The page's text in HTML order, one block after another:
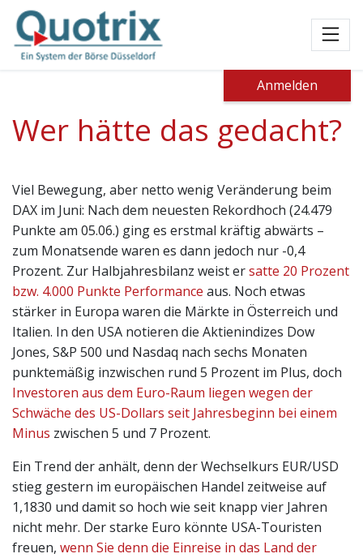
Anmelden
Wer hätte das gedacht?
Viel Bewegung, aber netto wenig Veränderung beim
DAX im Juni: Nach dem neuesten Rekordhoch (24.479
Punkte am 05.06.) ging es erstmal kräftig abwärts –
zum Monatsende waren es dann jedoch nur -0,4
Prozent. Zur Halbjahresbilanz weist ersatte 20 Prozent
bzw. 4.000 Punkte Performance aus. Noch etwas
stärker in Europa waren die Märkte in Österreich und
Italien. In den USA notieren die Aktienindizes Dow
Jones, S&P 500 und Nasdaq nach sechs Monaten
punktemäßig inzwischen rund 5 Prozent im Plus, doch
Investoren aus dem Euro-Raum liegen wegen der
Schwäche des US-Dollars seit Jahresbeginn bei einem
Minus zwischen 5 und 7 Prozent.
Ein Trend der anhält, denn der Wechselkurs EUR/USD
stieg gestern im europäischen Handel zeitweise auf
1,1830 und damit so hoch wie seit knapp vier Jahren
nicht mehr. Der starke Euro könnte USA-Touristen
freuen, wenn Sie denn die Einreise in das Land der